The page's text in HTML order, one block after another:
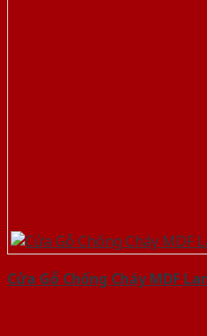
Cửa Gỗ Chống Cháy MDF